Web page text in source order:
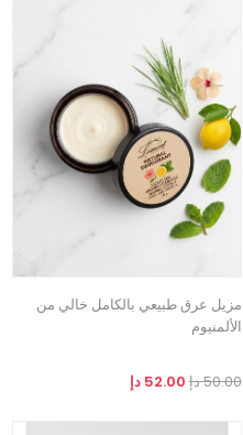
مزيل عرق طبيعي بالكامل خالي من
الألمنيوم
50.00 دإ 52.00 دإ